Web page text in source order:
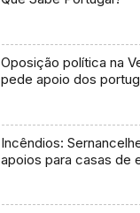
Oposição política na
pede apoio dos
Incêndios:
apoios para casas de